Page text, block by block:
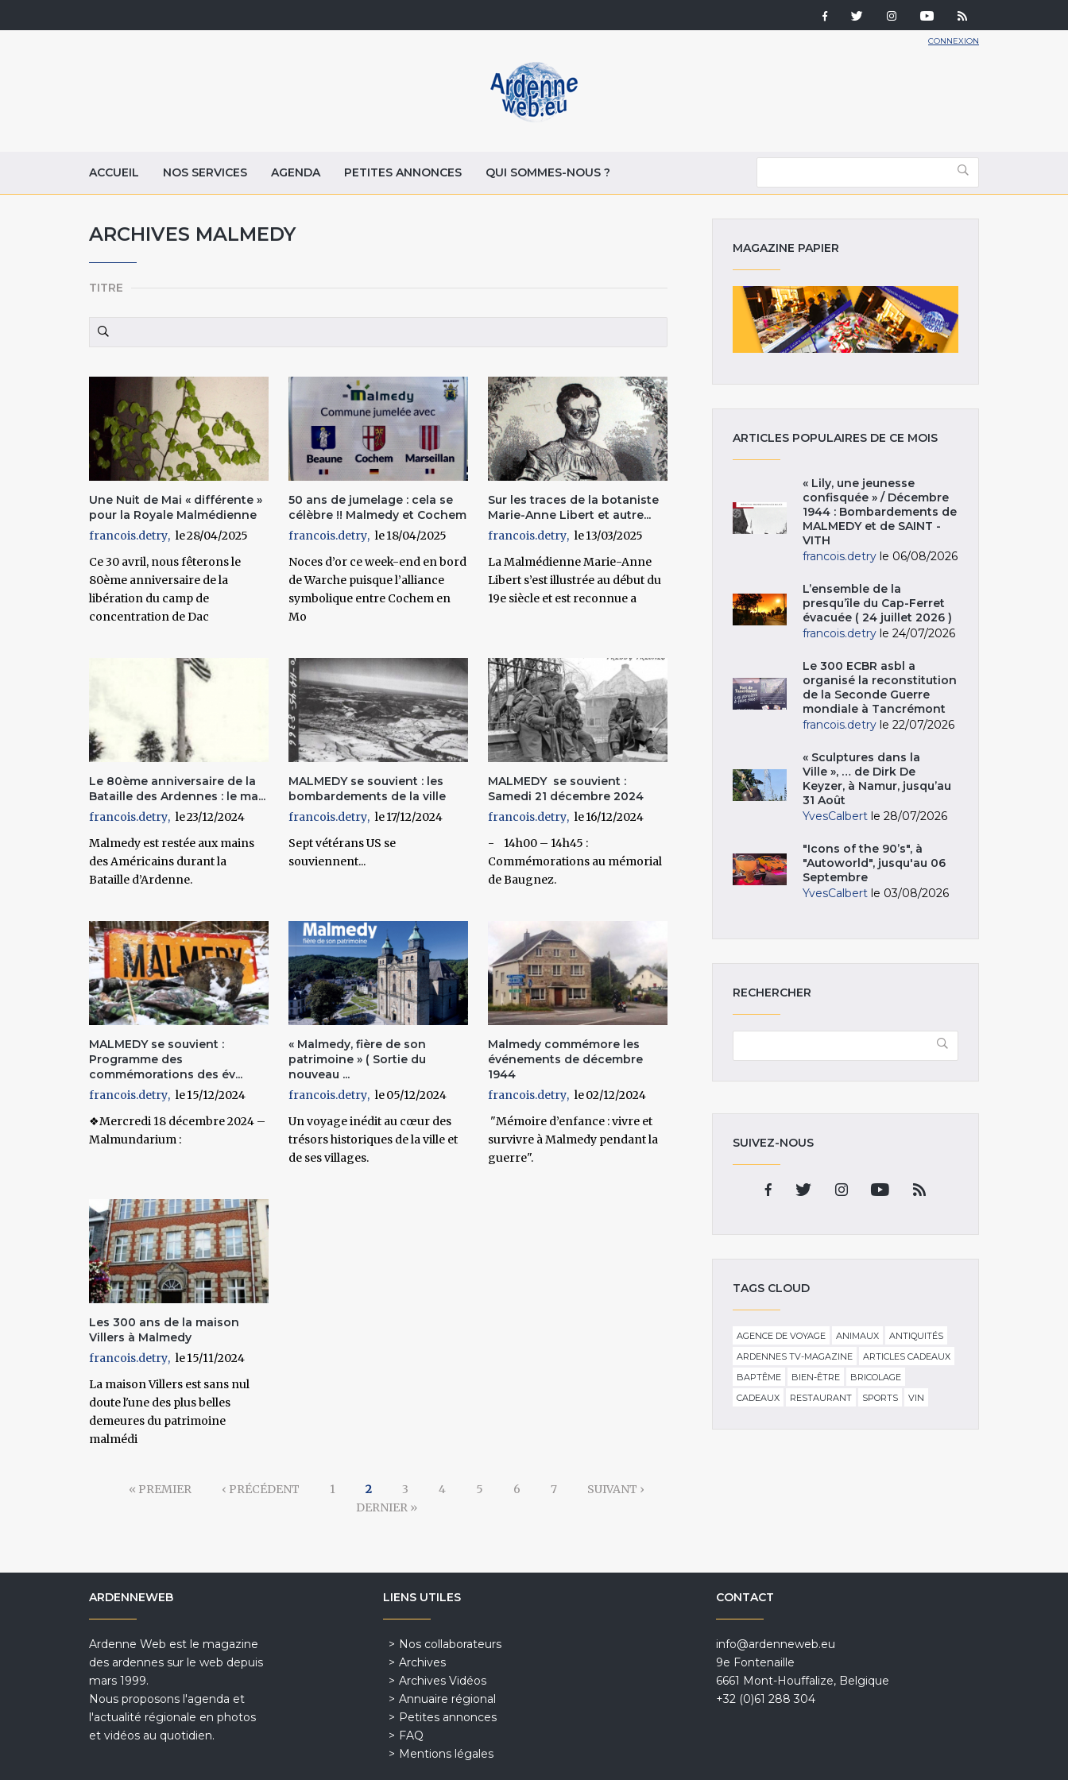
CONNEXION
ACCUEIL NOS SERVICES AGENDA PETITES ANNONCES QUI SOMMES-NOUS ?
ARCHIVES MALMEDY
TITRE
Une Nuit de Mai « différente »
pour la Royale Malmédienne
francois.detry
28/04/2025
Ce 30 avril, nous fêterons le
80ème anniversaire de la
libération du camp de
concentration de Dac
50 ans de jumelage : cela se
célèbre !! Malmedy et Cochem
francois.detry
18/04/2025
Noces d’or ce week-end en bord
de Warche puisque l’alliance
symbolique entre Cochem en
Mo
Sur les traces de la botaniste
Marie-Anne Libert et autre...
francois.detry
13/03/2025
La Malmédienne Marie-Anne
Libert s’est illustrée au début du
19e siècle et est reconnue a
Le 80ème anniversaire de la
Bataille des Ardennes : le ma...
francois.detry
23/12/2024
Malmedy est restée aux mains
des Américains durant la
Bataille d’Ardenne.
MALMEDY se souvient : les
bombardements de la ville
francois.detry
17/12/2024
Sept vétérans US se
souviennent...
MALMEDY se souvient :
Samedi 21 décembre 2024
francois.detry
16/12/2024
- 14h00 – 14h45 :
Commémorations au mémorial
de Baugnez.
MALMEDY se souvient :
Programme des
commémorations des év...
francois.detry
15/12/2024
❖Mercredi 18 décembre 2024 –
Malmundarium :
« Malmedy, fière de son
patrimoine » ( Sortie du
nouveau ...
francois.detry
05/12/2024
Un voyage inédit au cœur des
trésors historiques de la ville et
de ses villages.
Malmedy commémore les
événements de décembre
1944
francois.detry
02/12/2024
"Mémoire d’enfance : vivre et
survivre à Malmedy pendant la
guerre".
Les 300 ans de la maison
Villers à Malmedy
francois.detry
15/11/2024
La maison Villers est sans nul
doute l'une des plus belles
demeures du patrimoine
malmédi
« PREMIER ‹ PRÉCÉDENT 1 2 3 4 5 6 7
SUIVANT ›
DERNIER »
MAGAZINE PAPIER
ARTICLES POPULAIRES DE CE MOIS
« Lily, une jeunesse
confisquée » / Décembre
1944 : Bombardements de
MALMEDY et de SAINT -
VITH
francois.detry le 06/08/2026
L’ensemble de la
presqu’île du Cap-Ferret
évacuée ( 24 juillet 2026 )
francois.detry le 24/07/2026
Le 300 ECBR asbl a
organisé la reconstitution
de la Seconde Guerre
mondiale à Tancrémont
francois.detry le 22/07/2026
« Sculptures dans la
Ville », … de Dirk De
Keyzer, à Namur, jusqu’au
31 Août
YvesCalbert le 28/07/2026
"Icons of the 90’s", à
"Autoworld", jusqu'au 06
Septembre
YvesCalbert le 03/08/2026
RECHERCHER
SUIVEZ-NOUS
TAGS CLOUD
AGENCE DE VOYAGE ANIMAUX
ANTIQUITÉS
ARDENNES TV-MAGAZINE
ARTICLES CADEAUX
BAPTÊME
BIEN-ÊTRE
BRICOLAGE
CADEAUX
RESTAURANT SPORTS VIN
ARDENNEWEB
Ardenne Web est le magazine
des ardennes sur le web depuis
mars 1999.
Nous proposons l'agenda et
l'actualité régionale en photos
et vidéos au quotidien.
LIENS UTILES
Nos collaborateurs
Archives
Archives Vidéos
Annuaire régional
Petites annonces
FAQ
Mentions légales
CONTACT
info@ardenneweb.eu
9e Fontenaille
6661 Mont-Houffalize, Belgique
+32 (0)61 288 304